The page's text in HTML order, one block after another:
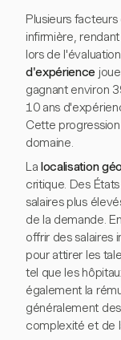
Plusieurs
infirmière,
lors de
d'expérience
gagnant environ
10 ans
Cette
domaine.
Lalocalisation
critique. Des
salaires plus
de la demande.
offrir des salaires
pour attirer les
tel que les
également la
généralement
complexité et de